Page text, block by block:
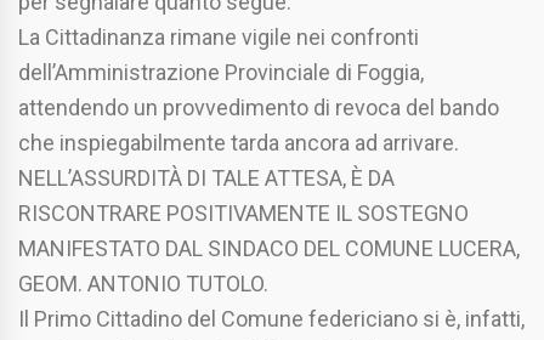
La Cittadinanza rimane vigile nei confronti
dell’Amministrazione Provinciale di Foggia,
attendendo un provvedimento di revoca del bando
che inspiegabilmente tarda ancora ad arrivare.
NELL’ASSURDITÀ DI TALE ATTESA, È DA
RISCONTRARE POSITIVAMENTE IL SOSTEGNO
MANIFESTATO DAL SINDACO DEL COMUNE LUCERA,
GEOM. ANTONIO TUTOLO.
Il Primo Cittadino del Comune federiciano si è, infatti,